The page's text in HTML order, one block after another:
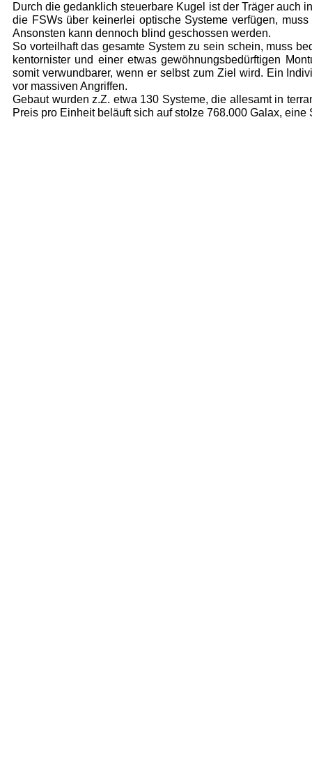
Durch die gedanklich steuerbare Kugel ist der Träger auch
die FSWs über keinerlei optische Systeme verfügen,
Ansonsten kann dennoch blind geschossen werden.
So vorteilhaft das gesamte System zu sein schein, muss
kentornister und einer etwas gewöhnungsbe­dürftigen
somit verwundbarer, wenn er selbst zum Ziel wird. Ein
vor massi­ven Angriffen.
Gebaut wurden z.Z. etwa 130 Systeme, die alle­samt in
Preis pro Einheit beläuft sich auf stolze 768.000 Galax,